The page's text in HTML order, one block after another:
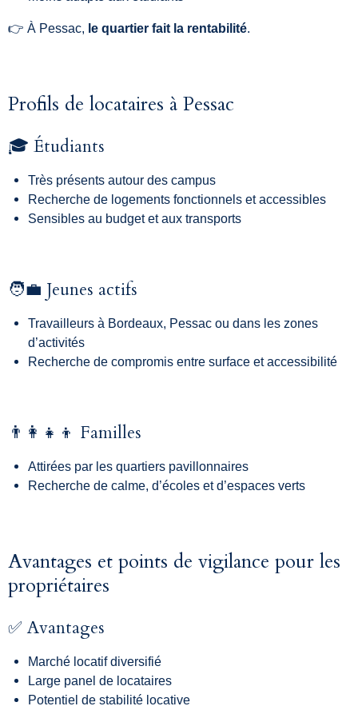
👉 À Pessac, le quartier fait la rentabilité.
Profils de locataires à Pessac
🎓 Étudiants
Très présents autour des campus
Recherche de logements fonctionnels et accessibles
Sensibles au budget et aux transports
🧑‍💼 Jeunes actifs
Travailleurs à Bordeaux, Pessac ou dans les zones
d’activités
Recherche de compromis entre surface et accessibilité
👨‍👩‍👧‍👦 Familles
Attirées par les quartiers pavillonnaires
Recherche de calme, d’écoles et d’espaces verts
Avantages et points de vigilance pour les
propriétaires
✅ Avantages
Marché locatif diversifié
Large panel de locataires
Potentiel de stabilité locative